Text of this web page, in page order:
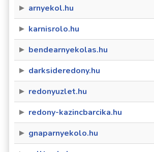
arnyekol.hu
karnisrolo.hu
bendearnyekolas.hu
darksideredony.hu
redonyuzlet.hu
redony-kazincbarcika.hu
gnaparnyekolo.hu